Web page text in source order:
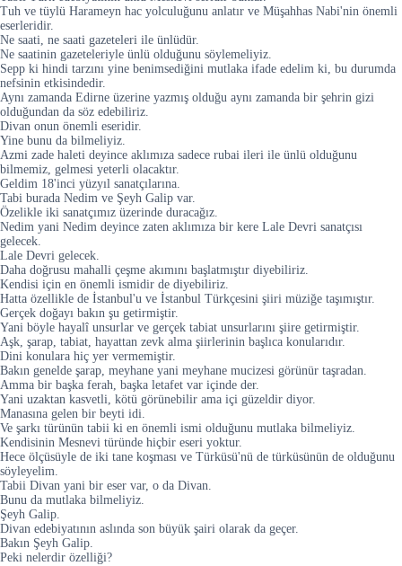
Tuh ve tüylü Harameyn hac yolculuğunu anlatır ve Müşahhas Nabi'nin önemli
eserleridir.
Ne saati, ne saati gazeteleri ile ünlüdür.
Ne saatinin gazeteleriyle ünlü olduğunu söylemeliyiz.
Sepp ki hindi tarzını yine benimsediğini mutlaka ifade edelim ki, bu durumda
nefsinin etkisindedir.
Aynı zamanda Edirne üzerine yazmış olduğu aynı zamanda bir şehrin gizi
olduğundan da söz edebiliriz.
Divan onun önemli eseridir.
Yine bunu da bilmeliyiz.
Azmi zade haleti deyince aklımıza sadece rubai ileri ile ünlü olduğunu
bilmemiz, gelmesi yeterli olacaktır.
Geldim 18'inci yüzyıl sanatçılarına.
Tabi burada Nedim ve Şeyh Galip var.
Özelikle iki sanatçımız üzerinde duracağız.
Nedim yani Nedim deyince zaten aklımıza bir kere Lale Devri sanatçısı
gelecek.
Lale Devri gelecek.
Daha doğrusu mahalli çeşme akımını başlatmıştır diyebiliriz.
Kendisi için en önemli ismidir de diyebiliriz.
Hatta özellikle de İstanbul'u ve İstanbul Türkçesini şiiri müziğe taşımıştır.
Gerçek doğayı bakın şu getirmiştir.
Yani böyle hayalî unsurlar ve gerçek tabiat unsurlarını şiire getirmiştir.
Aşk, şarap, tabiat, hayattan zevk alma şiirlerinin başlıca konularıdır.
Dini konulara hiç yer vermemiştir.
Bakın genelde şarap, meyhane yani meyhane mucizesi görünür taşradan.
Amma bir başka ferah, başka letafet var içinde der.
Yani uzaktan kasvetli, kötü görünebilir ama içi güzeldir diyor.
Manasına gelen bir beyti idi.
Ve şarkı türünün tabii ki en önemli ismi olduğunu mutlaka bilmeliyiz.
Kendisinin Mesnevi türünde hiçbir eseri yoktur.
Hece ölçüsüyle de iki tane koşması ve Türküsü'nü de türküsünün de olduğunu
söyleyelim.
Tabii Divan yani bir eser var, o da Divan.
Bunu da mutlaka bilmeliyiz.
Şeyh Galip.
Divan edebiyatının aslında son büyük şairi olarak da geçer.
Bakın Şeyh Galip.
Peki nelerdir özelliği?